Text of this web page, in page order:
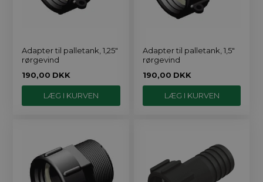
Adapter til palletank, 1,25"
rørgevind
190,00 DKK
Adapter til palletank, 1,5"
rørgevind
190,00 DKK